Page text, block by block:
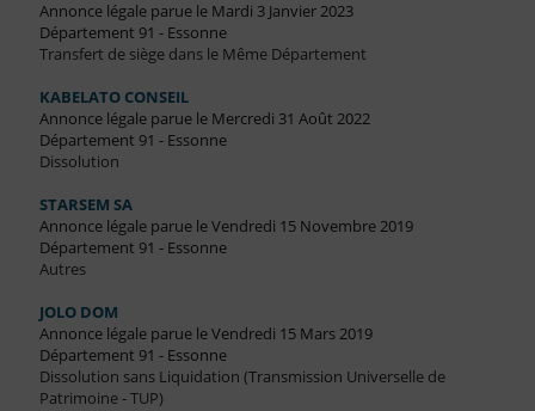
Annonce légale parue le Mardi 3 Janvier 2023
Département 91 - Essonne
Transfert de siège dans le Même Département
KABELATO CONSEIL
Annonce légale parue le Mercredi 31 Août 2022
Département 91 - Essonne
Dissolution
STARSEM SA
Annonce légale parue le Vendredi 15 Novembre 2019
Département 91 - Essonne
Autres
JOLO DOM
Annonce légale parue le Vendredi 15 Mars 2019
Département 91 - Essonne
Dissolution sans Liquidation (Transmission Universelle de
Patrimoine - TUP)